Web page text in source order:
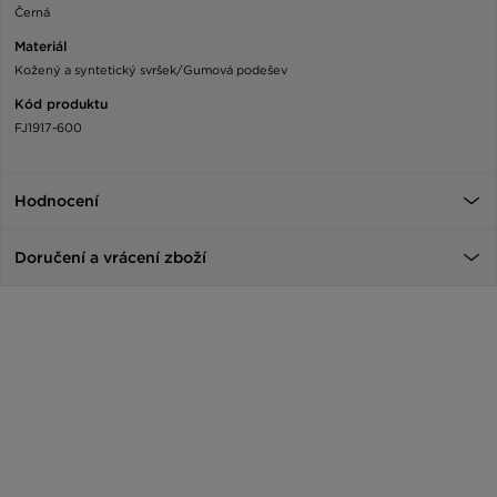
Černá
Materiál
Kožený a syntetický svršek/Gumová podešev
Kód produktu
FJ1917-600
Hodnocení
Doručení a vrácení zboží